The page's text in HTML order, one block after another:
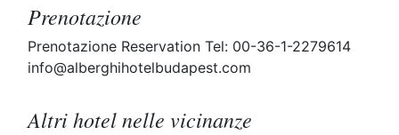
Prenotazione
Prenotazione Reservation Tel: 00-36-1-2279614
info@alberghihotelbudapest.com
Altri hotel nelle vicinanze